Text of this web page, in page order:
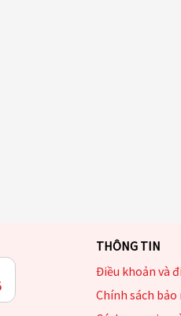
THÔNG TIN
Điều khoản và
Chính sách